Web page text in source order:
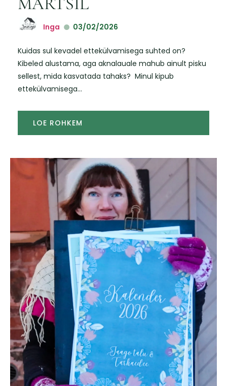
Inga 03/02/2026
Kuidas sul kevadel ettekülvamisega suhted on?
Kibeled alustama, aga aknalauale mahub ainult pisku
sellest, mida kasvatada tahaks? Minul kipub
ettekülvamisega...
LOE ROHKEM